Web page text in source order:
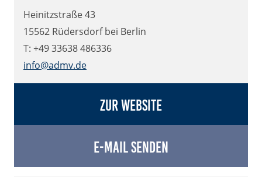
Heinitzstraße 43
15562 Rüdersdorf bei Berlin
T: +49 33638 486336
info@admv.de
Zur Website
E-Mail senden